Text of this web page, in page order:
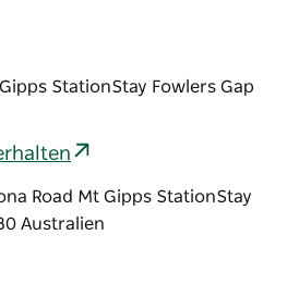
Art nördlich von Broken
StationStay Fowlers Gap